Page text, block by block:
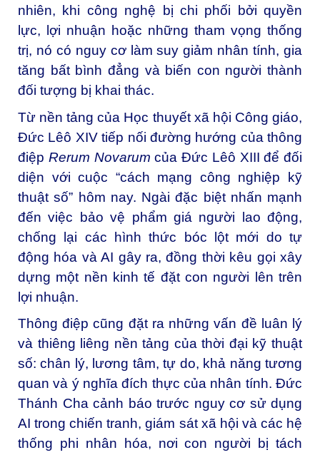
nhiên, khi công nghệ bị chi phối bởi quyền
lực, lợi nhuận hoặc những tham vọng thống
trị, nó có nguy cơ làm suy giảm nhân tính, gia
tăng bất bình đẳng và biến con người thành
đối tượng bị khai thác.
Từ nền tảng của Học thuyết xã hội Công giáo,
Đức Lêô XIV tiếp nối đường hướng của thông
điệp Rerum Novarumcủa Đức Lêô XIII để đối
diện với cuộc “cách mạng công nghiệp kỹ
thuật số” hôm nay. Ngài đặc biệt nhấn mạnh
đến việc bảo vệ phẩm giá người lao động,
chống lại các hình thức bóc lột mới do tự
động hóa và AI gây ra, đồng thời kêu gọi xây
dựng một nền kinh tế đặt con người lên trên
lợi nhuận.
Thông điệp cũng đặt ra những vấn đề luân lý
và thiêng liêng nền tảng của thời đại kỹ thuật
số: chân lý, lương tâm, tự do, khả năng tương
quan và ý nghĩa đích thực của nhân tính. Đức
Thánh Cha cảnh báo trước nguy cơ sử dụng
AI trong chiến tranh, giám sát xã hội và các hệ
thống phi nhân hóa, nơi con người bị tách